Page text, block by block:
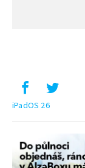
iPadOS 26